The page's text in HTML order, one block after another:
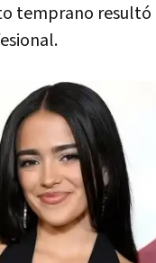
temprano resultó